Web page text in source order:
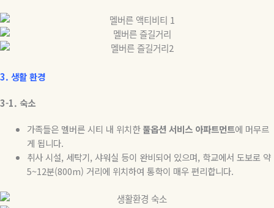
3. 생활환경
3-1. 숙소
가족들은 멜버른 시티 내 위치한풀옵션 서비스 아파트먼트에 머무르
게 됩니다.
취사 시설, 세탁기, 샤워실 등이 완비되어 있으며, 학교에서 도보로 약
5~12분(800m) 거리에 위치하여 통학이 매우 편리합니다.